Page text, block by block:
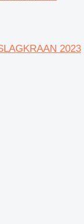
2023